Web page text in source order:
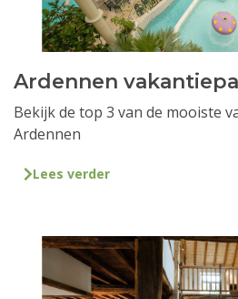
Ardennen
Bekijk de top 3 van de mooiste
Ardennen
Lees verder